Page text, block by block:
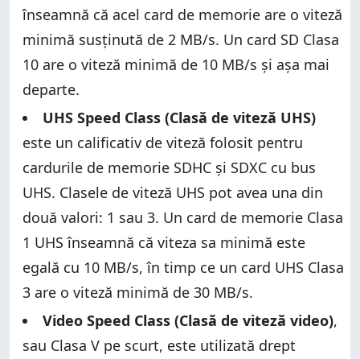
înseamnă că acel card de memorie are o viteză
minimă susținută de 2 MB/s. Un card SD Clasa
10 are o viteză minimă de 10 MB/s și așa mai
departe.
UHS Speed Class (Clasă de viteză UHS)
este un calificativ de viteză folosit pentru
cardurile de memorie SDHC și SDXC cu bus
UHS. Clasele de viteză UHS pot avea una din
două valori: 1 sau 3. Un card de memorie Clasa
1 UHS înseamnă că viteza sa minimă este
egală cu 10 MB/s, în timp ce un card UHS Clasa
3 are o viteză minimă de 30 MB/s.
Video Speed Class (Clasă de viteză video),
sau Clasa V pe scurt, este utilizată drept